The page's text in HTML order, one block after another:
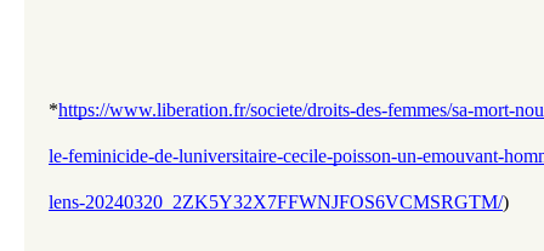
*https://www.liberation.fr/societe/droits-des-femmes/sa-mort-
le-feminicide-de-luniversitaire-cecile-poisson-un-emouvant-
lens-20240320_2ZK5Y32X7FFWNJFOS6VCMSRGTM/)